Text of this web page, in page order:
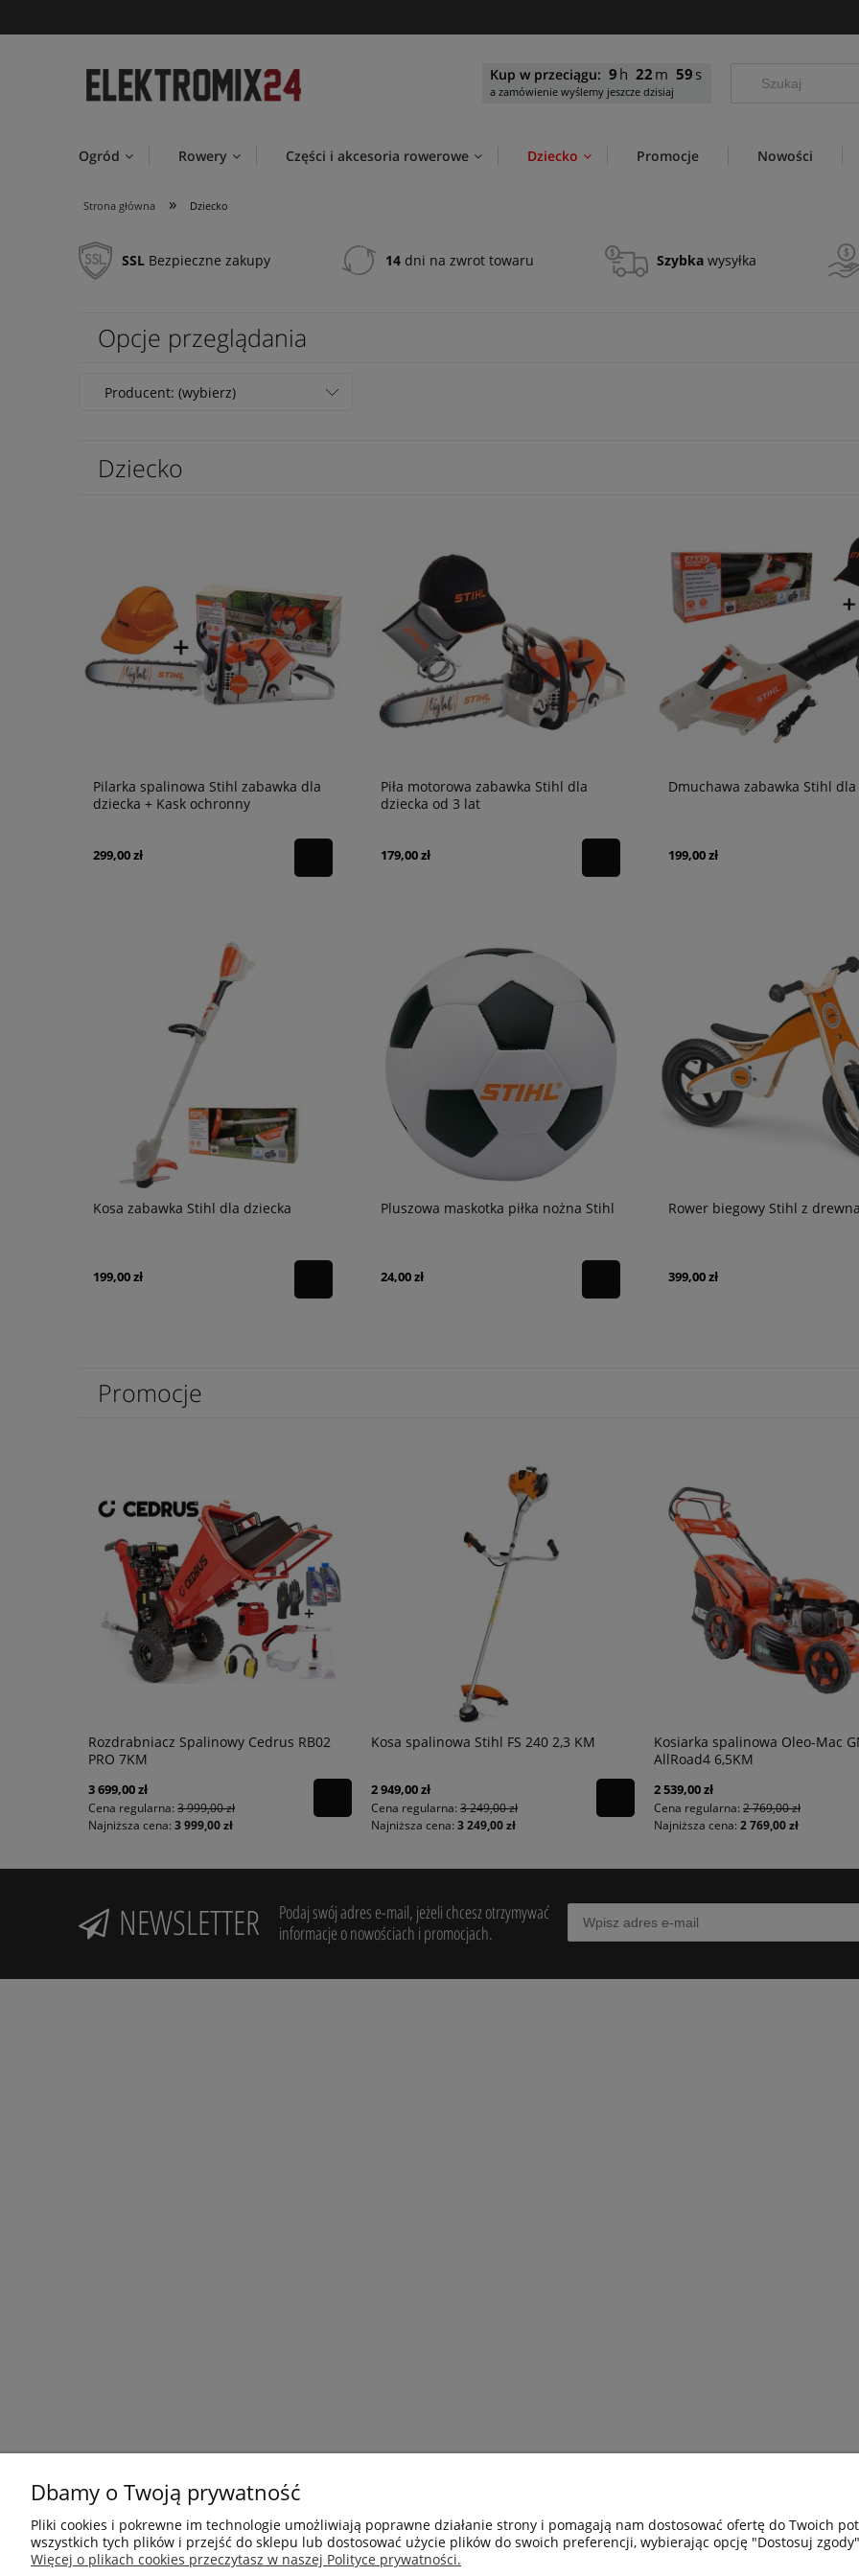
Kup w przeciągu: 9 22 58
a zamówienie wyślemy jeszcze dzisiaj
Ogród Rowery Części i akcesoria rowerowe Dziecko Promocje Nowości
Strona główna » Dziecko
SSL Bezpieczne zakupy 14dni na zwrot towaru Szybka wysyłka
Opcje przeglądania
Producent: (wybierz)
Dziecko
Pilarka spalinowa Stihl zabawka dla
dziecka + Kask ochronny
299,00 zł
Piła motorowa zabawka Stihl dla
dziecka od 3 lat
179,00 zł
Dmuchawa zabawka Stihl
199,00 zł
Kosa zabawka Stihl dla dziecka
199,00 zł
Pluszowa maskotka piłka nożna Stihl
24,00 zł
Rower biegowy Stihl z
399,00 zł
Promocje
Rozdrabniacz Spalinowy Cedrus RB02
PRO 7KM
3 699,00 zł
Cena regularna: 3 999,00 zł
Najniższa cena: 3 999,00 zł
Kosa spalinowa Stihl FS 240 2,3 KM
2 949,00 zł
Cena regularna: 3 249,00 zł
Najniższa cena: 3 249,00 zł
Kosiarka spalinowa Oleo-Mac
AllRoad4 6,5KM
2 539,00 zł
Cena regularna: 2 769,00 zł
Najniższa cena: 2 769,00 zł
NEWSLETTER
Podaj swój adres e-mail, jeżeli chcesz otrzymywać
informacje o nowościach i promocjach.
Potrzebujesz pomocy? Zadzwoń!
609 110 840
O firmie
Regulamin
Twoje zamówienia
Ustawienia konta
Czas i
Dbamy o Twoją prywatność
Pliki cookies i pokrewne im technologie umożliwiają poprawne działanie strony i pomagają nam dostosować ofertę do Twoich
wszystkich tych plików i przejść do sklepu lub dostosować użycie plików do swoich preferencji, wybierając opcję "Dostosuj
Więcej o plikach cookies przeczytasz w naszej Polityce prywatności.